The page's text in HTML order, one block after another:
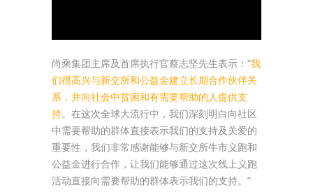
尚乘集团主席及首席执行官蔡志坚先生表示：“我
们很高兴与新交所和公益金建立长期合作伙伴关
系，并向社会中贫困和有需要帮助的人提供支
持。在这次全球大流行中，我们深刻明白向社区
中需要帮助的群体直接表示我们的支持及关爱的
重要性，我们非常感谢能够与新交所牛市义跑和
公益金进行合作，让我们能够通过这次线上义跑
活动直接向需要帮助的群体表示我们的支持。”